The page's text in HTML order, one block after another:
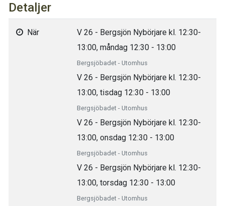
Detaljer
När
V 26 - Bergsjön Nybörjare kl. 12:30-
13:00, måndag 12:30 - 13:00
Bergsjöbadet - Utomhus
V 26 - Bergsjön Nybörjare kl. 12:30-
13:00, tisdag 12:30 - 13:00
Bergsjöbadet - Utomhus
V 26 - Bergsjön Nybörjare kl. 12:30-
13:00, onsdag 12:30 - 13:00
Bergsjöbadet - Utomhus
V 26 - Bergsjön Nybörjare kl. 12:30-
13:00, torsdag 12:30 - 13:00
Bergsjöbadet - Utomhus